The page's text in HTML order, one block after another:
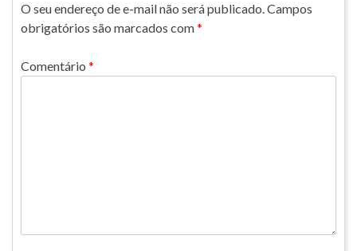
O seu endereço de e-mail não será publicado.Campos
obrigatórios são marcados com*
Comentário *